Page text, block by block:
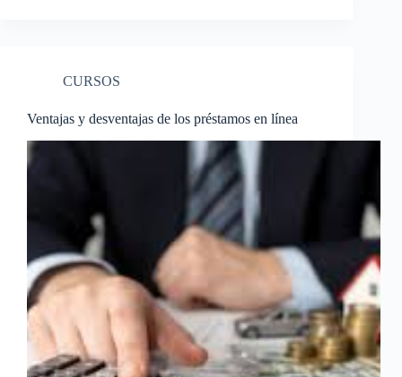
CURSOS
Ventajas y desventajas de los préstamos en línea